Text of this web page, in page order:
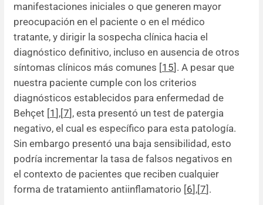
manifestaciones iniciales o que generen mayor
preocupación en el paciente o en el médico
tratante, y dirigir la sospecha clínica hacia el
diagnóstico definitivo, incluso en ausencia de otros
síntomas clínicos más comunes [15]. A pesar que
nuestra paciente cumple con los criterios
diagnósticos establecidos para enfermedad de
Behçet [1 ],[7], esta presentó un test de patergia
negativo, el cual es específico para esta patología.
Sin embargo presentó una baja sensibilidad, esto
podría incrementar la tasa de falsos negativos en
el contexto de pacientes que reciben cualquier
forma de tratamiento antiinflamatorio [6] ,[7].